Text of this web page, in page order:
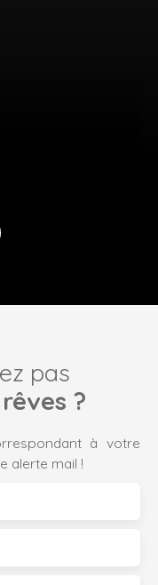
pas
?
à votre
alerte mail !